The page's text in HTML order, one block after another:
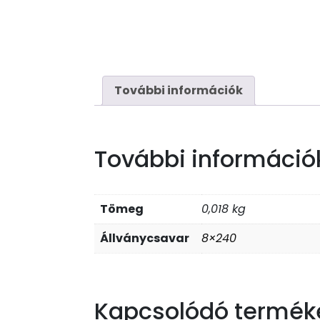
További információk
További
Tömeg
0,018 kg
Állványcsavar
8×240
Kapcsolódó